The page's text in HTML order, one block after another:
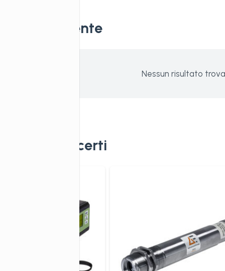
visti di recente
Nessun risultato
anche piacerti